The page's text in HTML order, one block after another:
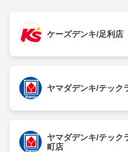
ケーズデンキ/足利店
ヤマダデンキ/テック
ヤマダデンキ/テック
町店